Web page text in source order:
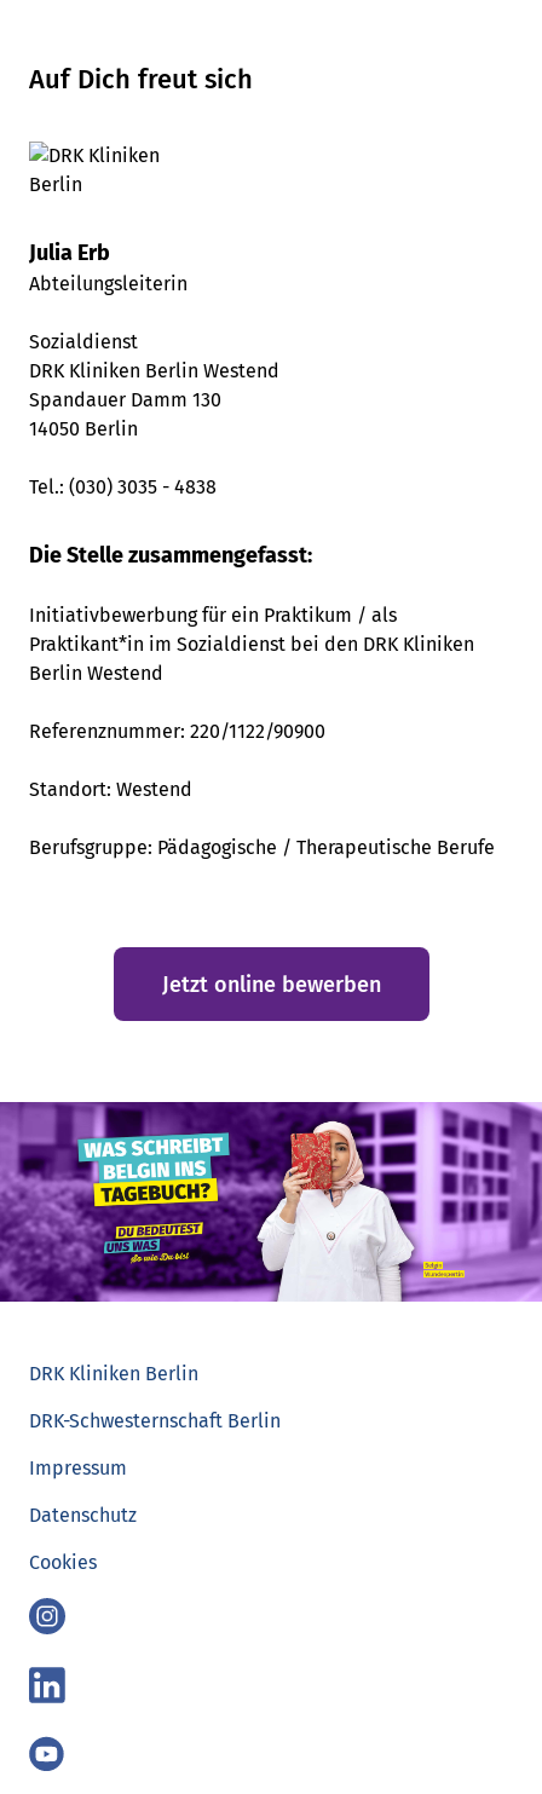
Auf Dich freut sich
Julia Erb
Abteilungsleiterin
Sozialdienst
DRK Kliniken Berlin Westend
Spandauer Damm 130
14050 Berlin
Tel.: (030) 3035 - 4838
Die Stelle zusammengefasst:
Initiativbewerbung für ein Praktikum / als
Praktikant*in im Sozialdienst bei den DRK Kliniken
Berlin Westend
Referenznummer: 220/1122/90900
Standort: Westend
Berufsgruppe: Pädagogische / Therapeutische Berufe
Jetzt online bewerben
DRK Kliniken Berlin
DRK-Schwesternschaft Berlin
Impressum
Datenschutz
Cookies